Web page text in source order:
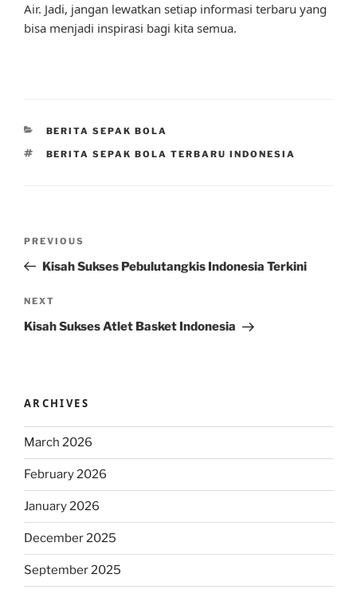
Air. Jadi, jangan lewatkan setiap informasi terbaru yang
bisa menjadi inspirasi bagi kita semua.
CATEGORIES
BERITA SEPAK BOLA
TAGS
BERITA SEPAK BOLA TERBARU INDONESIA
Previous
Post
PREVIOUS
Kisah Sukses Pebulutangkis Indonesia Terkini
Next
Post
NEXT
Kisah Sukses Atlet Basket Indonesia
ARCHIVES
March 2026
February 2026
January 2026
December 2025
September 2025